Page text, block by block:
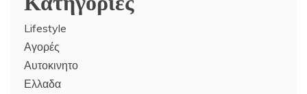
Lifestyle
Αγορές
Αυτοκινητο
Ελλαδα